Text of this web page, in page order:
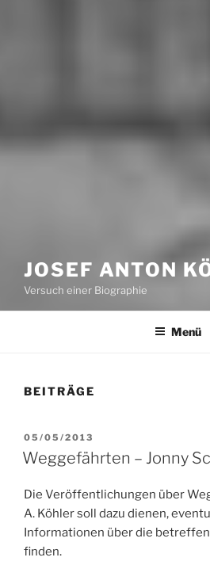
JOSEF ANTON
Versuch einer Biographie
Menü
BEITRÄGE
VERÖFFENTLICHT
AM
05/05/2013
Weggefährten – Jonny
Die Veröffentlichungen über
A. Köhler soll dazu dienen,
Informationen über die
finden.